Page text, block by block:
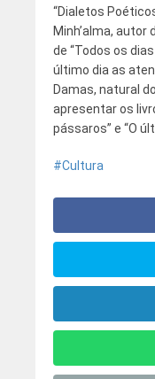
“Dialetos
Minh’alma, autor
de “Todos os
último dia as
Damas, natural
apresentar os
pássaros” e “O
Cultura